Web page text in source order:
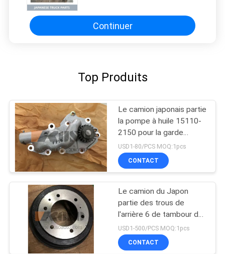
vente, pièces d'occasion Isuzu
Continuer
Top Produits
Le camion japonais partie
la pompe à huile 15110-
2150 pour la garde
forestière J08C/J08E de
HINO 500
USD1-80/PCS MOQ:1pcs
CONTACT
Le camion du Japon
partie des trous de
l'arrière 6 de tambour de
frein 43512-0W050 pour
HINO 300 Dutro
N04C/N04CT
USD1-500/PCS MOQ:1pcs
CONTACT